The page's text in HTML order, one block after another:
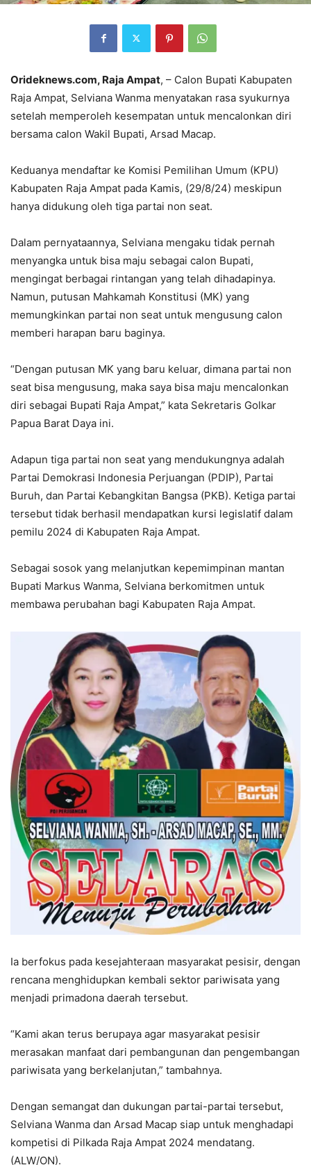
Orideknews.com, Raja Ampat, – Calon Bupati Kabupaten
Raja Ampat, Selviana Wanma menyatakan rasa syukurnya
setelah memperoleh kesempatan untuk mencalonkan diri
bersama calon Wakil Bupati, Arsad Macap.
Keduanya mendaftar ke Komisi Pemilihan Umum (KPU)
Kabupaten Raja Ampat pada Kamis, (29/8/24) meskipun
hanya didukung oleh tiga partai non seat.
Dalam pernyataannya, Selviana mengaku tidak pernah
menyangka untuk bisa maju sebagai calon Bupati,
mengingat berbagai rintangan yang telah dihadapinya.
Namun, putusan Mahkamah Konstitusi (MK) yang
memungkinkan partai non seat untuk mengusung calon
memberi harapan baru baginya.
“Dengan putusan MK yang baru keluar, dimana partai non
seat bisa mengusung, maka saya bisa maju mencalonkan
diri sebagai Bupati Raja Ampat,” kata Sekretaris Golkar
Papua Barat Daya ini.
Adapun tiga partai non seat yang mendukungnya adalah
Partai Demokrasi Indonesia Perjuangan (PDIP), Partai
Buruh, dan Partai Kebangkitan Bangsa (PKB). Ketiga partai
tersebut tidak berhasil mendapatkan kursi legislatif dalam
pemilu 2024 di Kabupaten Raja Ampat.
Sebagai sosok yang melanjutkan kepemimpinan mantan
Bupati Markus Wanma, Selviana berkomitmen untuk
membawa perubahan bagi Kabupaten Raja Ampat.
Ia berfokus pada kesejahteraan masyarakat pesisir, dengan
rencana menghidupkan kembali sektor pariwisata yang
menjadi primadona daerah tersebut.
“Kami akan terus berupaya agar masyarakat pesisir
merasakan manfaat dari pembangunan dan pengembangan
pariwisata yang berkelanjutan,” tambahnya.
Dengan semangat dan dukungan partai-partai tersebut,
Selviana Wanma dan Arsad Macap siap untuk menghadapi
kompetisi di Pilkada Raja Ampat 2024 mendatang.
(ALW/ON).